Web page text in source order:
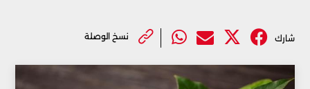
شارك نسخ الوصلة